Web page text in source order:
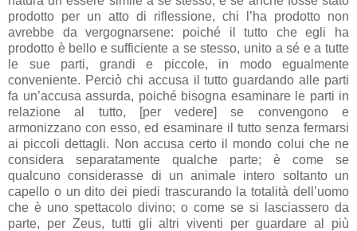
prodotto per un atto di riflessione, chi l’ha prodotto non
avrebbe da vergognarsene: poiché il tutto che egli ha
prodotto è bello e sufficiente a se stesso, unito a sé e a tutte
le sue parti, grandi e piccole, in modo egualmente
conveniente. Perciò chi accusa il tutto guardando alle parti
fa un’accusa assurda, poiché bisogna esaminare le parti in
relazione al tutto, [per vedere] se convengono e
armonizzano con esso, ed esaminare il tutto senza fermarsi
ai piccoli dettagli. Non accusa certo il mondo colui che ne
considera separatamente qualche parte; è come se
qualcuno considerasse di un animale intero soltanto un
capello o un dito dei piedi trascurando la totalità dell’uomo
che è uno spettacolo divino; o come se si lasciassero da
parte, per Zeus, tutti gli altri viventi per guardare al più